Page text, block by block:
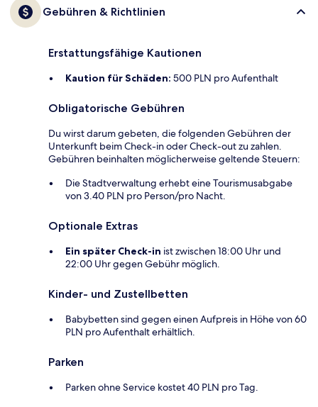
Gebühren & Richtlinien
Erstattungsfähige Kautionen
Kaution für Schäden: 500 PLN pro Aufenthalt
Obligatorische Gebühren
Du wirst darum gebeten, die folgenden Gebühren der
Unterkunft beim Check-in oder Check-out zu zahlen.
Gebühren beinhalten möglicherweise geltende Steuern:
Die Stadtverwaltung erhebt eine Tourismusabgabe
von 3.40 PLN pro Person/pro Nacht.
Optionale Extras
Ein später Check-in ist zwischen 18:00 Uhr und
22:00 Uhr gegen Gebühr möglich.
Kinder- und Zustellbetten
Babybetten sind gegen einen Aufpreis in Höhe von 60
PLN pro Aufenthalt erhältlich.
Parken
Parken ohne Service kostet 40 PLN pro Tag.